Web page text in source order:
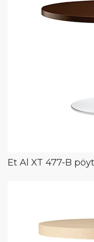
Et Al XT 477-B